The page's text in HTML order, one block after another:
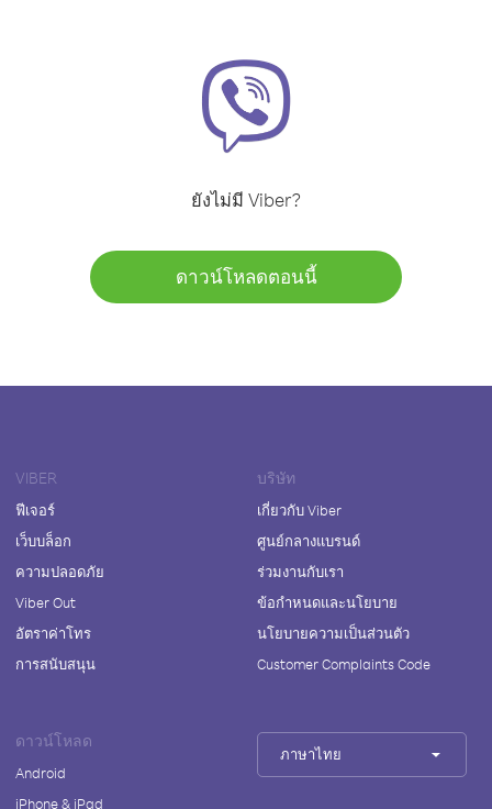
ยังไม่มี Viber?
ดาวน์โหลดตอนนี้
VIBER
ฟีเจอร์
เว็บบล็อก
ความปลอดภัย
Viber Out
อัตราค่าโทร
การสนับสนุน
บริษัท
เกี่ยวกับ Viber
ศูนย์กลางแบรนด์
ร่วมงานกับเรา
ข้อกำหนดและนโยบาย
นโยบายความเป็นส่วนตัว
Customer Complaints Code
ดาวน์โหลด
Android
iPhone & iPad
ภาษาไทย